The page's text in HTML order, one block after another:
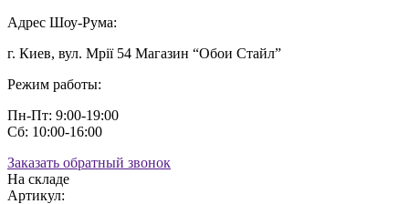
Адрес Шоу-Рума:
г. Киев, вул. Мрії 54 Магазин “Обои Стайл”
Режим работы:
Пн-Пт: 9:00-19:00
Сб: 10:00-16:00
Заказать обратный звонок
На складе
Артикул: